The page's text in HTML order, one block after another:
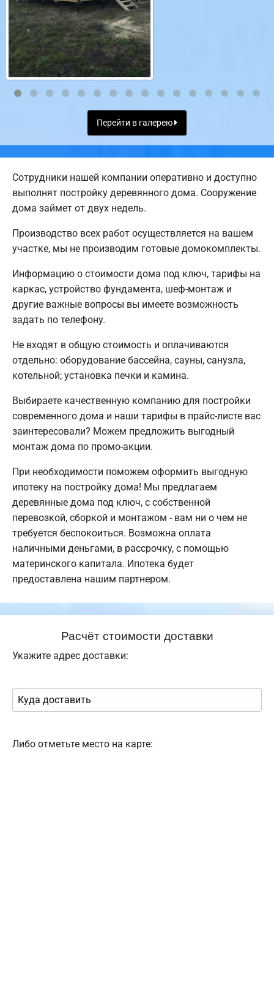
Перейти в галерею
Сотрудники нашей компании оперативно и доступно
выполнят постройку деревянного дома. Сооружение
дома займет от двух недель.
Производство всех работ осуществляется на вашем
участке, мы не производим готовые домокомплекты.
Информацию о стоимости дома под ключ, тарифы на
каркас, устройство фундамента, шеф-монтаж и
другие важные вопросы вы имеете возможность
задать по телефону.
Не входят в общую стоимость и оплачиваются
отдельно: оборудование бассейна, сауны, санузла,
котельной; установка печки и камина.
Выбираете качественную компанию для постройки
современного дома и наши тарифы в прайс-листе вас
заинтересовали? Можем предложить выгодный
монтаж дома по промо-акции.
При необходимости поможем оформить выгодную
ипотеку на постройку дома! Мы предлагаем
деревянные дома под ключ, с собственной
перевозкой, сборкой и монтажом - вам ни о чем не
требуется беспокоиться. Возможна оплата
наличными деньгами, в рассрочку, с помощью
материнского капитала. Ипотека будет
предоставлена нашим партнером.
Расчёт стоимости доставки
Укажите адрес доставки:
Либо отметьте место на карте: